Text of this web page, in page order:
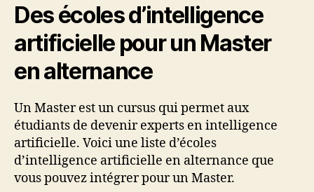
Des écoles d’intelligence
artificielle pour un Master
en alternance
Un Master est un cursus qui permet aux
étudiants de devenir experts en intelligence
artificielle. Voici une liste d’écoles
d’intelligence artificielle en alternance que
vous pouvez intégrer pour un Master.